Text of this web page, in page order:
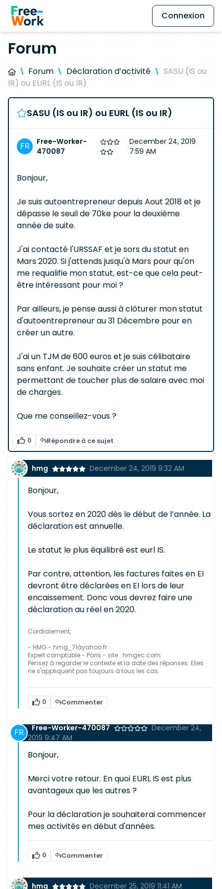
Connexion
Forum
Forum Déclaration d’activité
SASU (IS ou
IR) ou EURL (IS ou IR)
SASU (IS ou IR) ou EURL (IS ou IR)
Free-Worker-
470087
December 24, 2019
7:59 AM
Bonjour,
Je suis autoentrepreneur depuis Aout 2018 et je
dépasse le seuil de 70ke pour la deuxième
année de suite.
J'ai contacté l'URSSAF et je sors du statut en
Mars 2020. Si j'attends jusqu'à Mars pour qu'on
me requalifie mon statut, est-ce que cela peut-
être intéressant pour moi ?
Par ailleurs, je pense aussi à clôturer mon statut
d'autoentrepreneur au 31 Décembre pour en
créer un autre.
J'ai un TJM de 600 euros et je suis célibataire
sans enfant. Je souhaite créer un statut me
permettant de toucher plus de salaire avec moi
de charges.
Que me conseillez-vous ?
0 Répondre à ce sujet
hmg December 24, 2019 9:32 AM
Bonjour,
Vous sortez en 2020 dès le début de l’année. La
déclaration est annuelle.
Le statut le plus équilibré est eurl IS.
Par contre, attention, les factures faites en EI
devront être déclarées en EI lors de leur
encaissement. Donc vous devrez faire une
déclaration au réel en 2020.
Cordialement,
- HMG - hmg_71àyahoo.fr
Expert comptable - Paris - site : hmgec com
Pensez à regarder le contexte et la date des réponses. Elles
ne s'appliquent pas toujours à tous les cas.
0 Commenter
Free-Worker-470087
December 24,
2019 9:47 AM
Bonjour,
Merci votre retour. En quoi EURL IS est plus
avantageux que les autres ?
Pour la déclaration je souhaiterai commencer
mes activités en début d'années.
0 Commenter
hmg December 25, 2019 11:41 AM